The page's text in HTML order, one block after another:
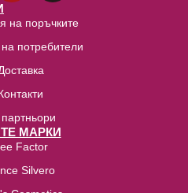
на поръчките
потребители
МАРКИ
Factor
Silvero